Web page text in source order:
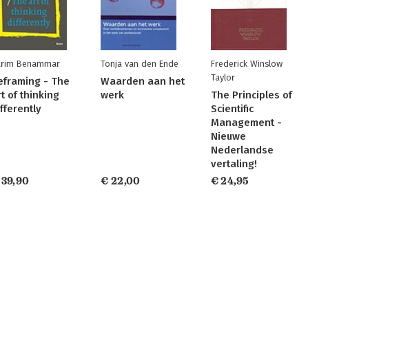
Benammar
- The
of thinking
Tonja van den Ende
Waarden aan het
werk
€ 22,00
Frederick Winslow
Taylor
The Principles of
Scientific
Management -
Nieuwe
Nederlandse
vertaling!
€ 24,95